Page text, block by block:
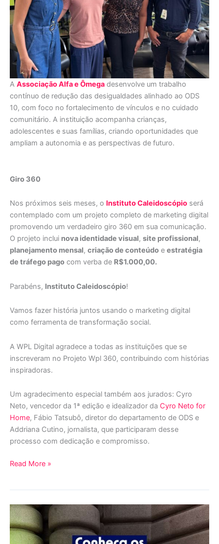
A Associação Alfa e Ômega desenvolve um trabalho
contínuo de redução das desigualdades alinhado ao ODS
10, com foco no fortalecimento de vínculos e no cuidado
comunitário. A instituição acompanha crianças,
adolescentes e suas famílias, criando oportunidades que
ampliam a autonomia e as perspectivas de futuro.
Giro 360
Nos próximos seis meses, o Instituto Caleidoscópio será
contemplado com um projeto completo de marketing digital
promovendo um verdadeiro giro 360 em sua comunicação.
O projeto inclui nova identidade visual, site profissional,
planejamento mensal, criação de conteúdo e estratégia
de tráfego pago com verba de R$1.000,00.
Parabéns, Instituto Caleidoscópio!
Vamos fazer história juntos usando o marketing digital
como ferramenta de transformação social.
A WPL Digital agradece a todas as instituições que se
inscreveram no Projeto Wpl 360, contribuindo com histórias
inspiradoras.
Um agradecimento especial também aos jurados: Cyro
Neto, vencedor da 1ª edição e idealizador da Cyro Neto for
Home, Fábio Tatsubô, diretor do departamento de ODS e
Addriana Cutino, jornalista, que participaram desse
processo com dedicação e compromisso.
Read More »
Conheça
os
3